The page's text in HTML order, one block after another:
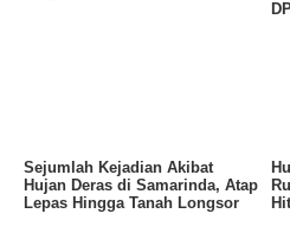
Sejumlah Kejadian Akibat
Hujan Deras di Samarinda, Atap
Lepas Hingga Tanah Longsor